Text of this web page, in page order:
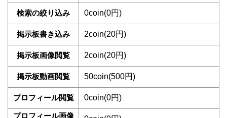
検索の絞り込み 0coin(0円)
掲示板書き込み 2coin(20円)
掲示板画像閲覧 2coin(20円)
掲示板動画閲覧 50coin(500円)
プロフィール閲覧 0coin(0円)
プロフィール画像